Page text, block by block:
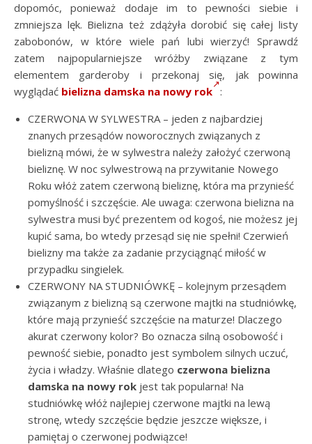
dopomóc, ponieważ dodaje im to pewności siebie i
zmniejsza lęk. Bielizna też zdążyła dorobić się całej listy
zabobonów, w które wiele pań lubi wierzyć! Sprawdź
zatem najpopularniejsze wróżby związane z tym
elementem garderoby i przekonaj się, jak powinna
wyglądać bielizna damska na nowy rok :
CZERWONA W SYLWESTRA – jeden z najbardziej
znanych przesądów noworocznych związanych z
bielizną mówi, że w sylwestra należy założyć czerwoną
bieliznę. W noc sylwestrową na przywitanie Nowego
Roku włóż zatem czerwoną bieliznę, która ma przynieść
pomyślność i szczęście. Ale uwaga: czerwona bielizna na
sylwestra musi być prezentem od kogoś, nie możesz jej
kupić sama, bo wtedy przesąd się nie spełni! Czerwień
bielizny ma także za zadanie przyciągnąć miłość w
przypadku singielek.
CZERWONY NA STUDNIÓWKĘ – kolejnym przesądem
związanym z bielizną są czerwone majtki na studniówkę,
które mają przynieść szczęście na maturze! Dlaczego
akurat czerwony kolor? Bo oznacza silną osobowość i
pewność siebie, ponadto jest symbolem silnych uczuć,
życia i władzy. Właśnie dlatego czerwona bielizna
damska na nowy rok jest tak popularna! Na
studniówkę włóż najlepiej czerwone majtki na lewą
stronę, wtedy szczęście będzie jeszcze większe, i
pamiętaj o czerwonej podwiązce!